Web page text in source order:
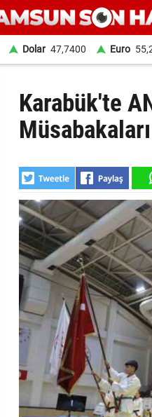
Dolar 47,7400 Euro
Karabük'te